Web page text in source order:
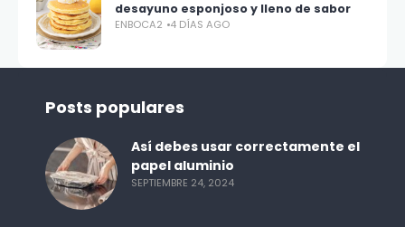
desayuno esponjoso y lleno de sabor
ENBOCA2 4 DÍAS AGO
Posts populares
Así debes usar correctamente el
papel aluminio
SEPTIEMBRE 24, 2024